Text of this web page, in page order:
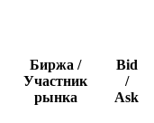
Биржа /
Участник
рынка
Bid
/
Ask